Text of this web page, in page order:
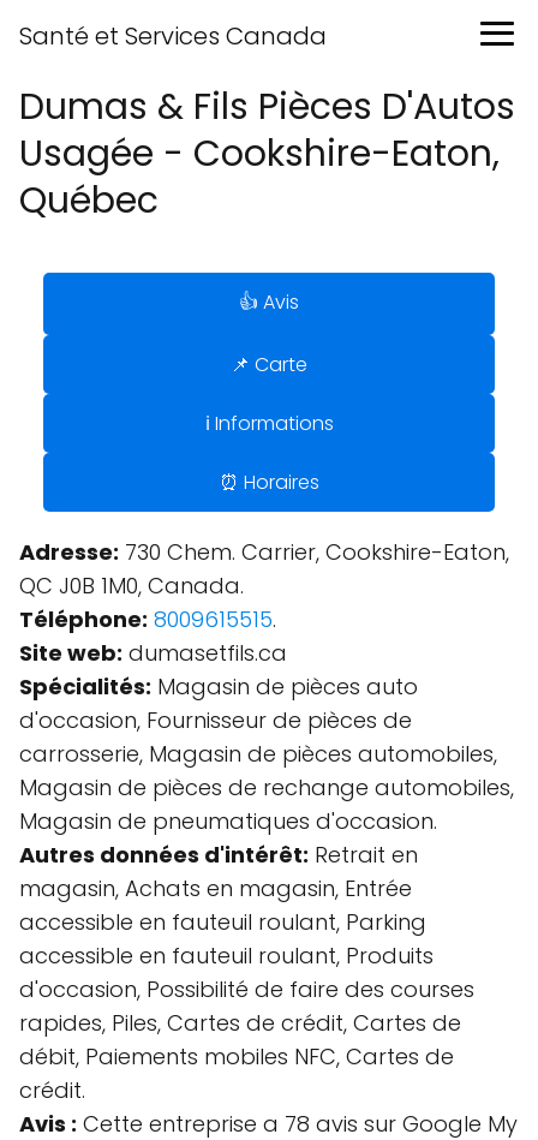
Santé et Services Canada
Dumas & Fils Pièces D'Autos
Usagée - Cookshire-Eaton,
Québec
👍 Avis
📌 Carte
ℹ️ Informations
⏰ Horaires
Adresse: 730 Chem. Carrier, Cookshire-Eaton,
QC J0B 1M0, Canada.
Téléphone: 8009615515.
Site web: dumasetfils.ca
Spécialités: Magasin de pièces auto
d'occasion, Fournisseur de pièces de
carrosserie, Magasin de pièces automobiles,
Magasin de pièces de rechange automobiles,
Magasin de pneumatiques d'occasion.
Autres données d'intérêt: Retrait en
magasin, Achats en magasin, Entrée
accessible en fauteuil roulant, Parking
accessible en fauteuil roulant, Produits
d'occasion, Possibilité de faire des courses
rapides, Piles, Cartes de crédit, Cartes de
débit, Paiements mobiles NFC, Cartes de
crédit.
Avis : Cette entreprise a 78 avis sur Google My